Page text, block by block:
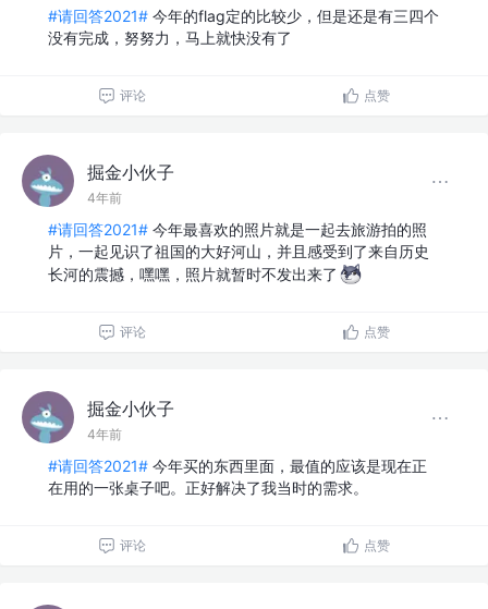
#请回答2021# 今年的flag定的比较少，但是还是有三四个
没有完成，努努力，马上就快没有了
评论 点赞
掘金小伙子
4年前
#请回答2021# 今年最喜欢的照片就是一起去旅游拍的照
片，一起见识了祖国的大好河山，并且感受到了来自历史
长河的震撼，嘿嘿，照片就暂时不发出来了
评论 点赞
掘金小伙子
4年前
#请回答2021# 今年买的东西里面，最值的应该是现在正
在用的一张桌子吧。正好解决了我当时的需求。
评论 点赞